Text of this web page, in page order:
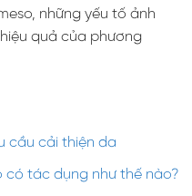
những yếu tố ảnh
quả của phương
cầu cải thiện da
có tác dụng như thế nào?